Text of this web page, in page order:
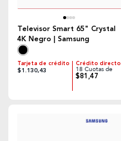
Televisor Smart 65" Crystal
4K Negro | Samsung
Tarjeta de crédito
$1.130,43
Crédito directo
18 Cuotas de
$81,47